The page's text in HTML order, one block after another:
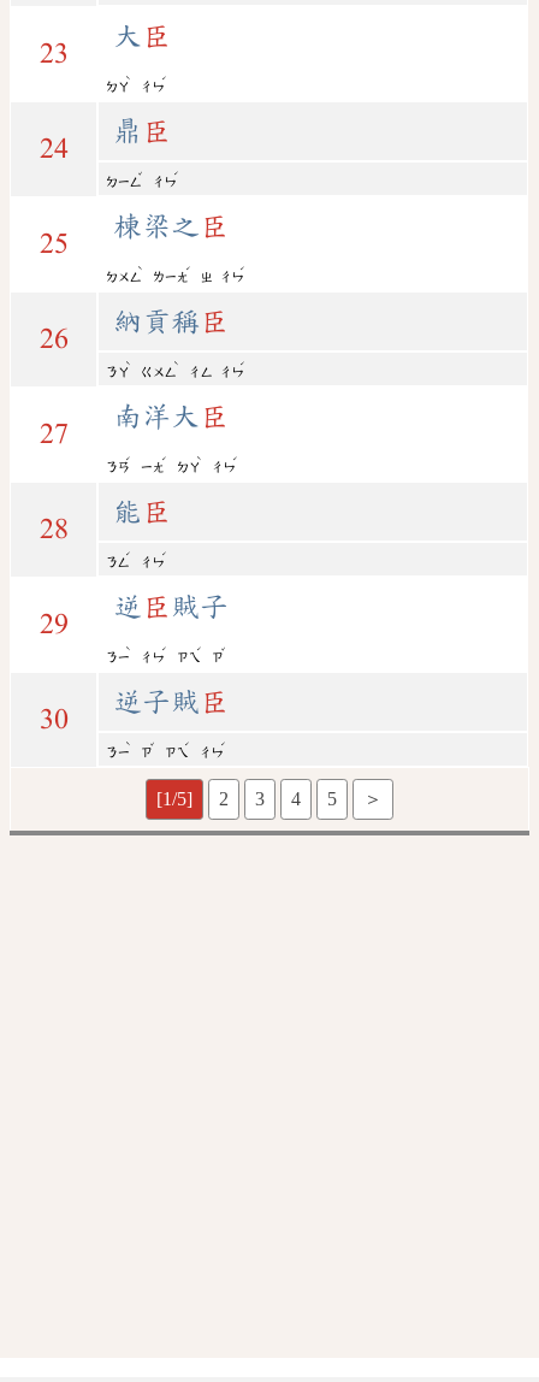
23
大 臣
ㄉㄚ
ˋ
ㄔㄣ
ˊ
24
鼎 臣
ㄉㄧㄥ
ˇ
ㄔㄣ
ˊ
25
棟梁之 臣
ㄉㄨㄥ
ˋ
ㄌㄧㄤ
ˊ
ㄓ ㄔㄣ
ˊ
26
納貢稱 臣
ㄋㄚ
ˋ
ㄍㄨㄥ
ˋ
ㄔㄥ ㄔㄣ
ˊ
27
南洋大 臣
ㄋㄢ
ˊ
ㄧㄤ
ˊ
ㄉㄚ
ˋ
ㄔㄣ
ˊ
28
能 臣
ㄋㄥ
ˊ
ㄔㄣ
ˊ
29
逆 臣 賊子
ㄋㄧ
ˋ
ㄔㄣ
ˊ
ㄗㄟ
ˊ
ㄗ
ˇ
30
逆子賊 臣
ㄋㄧ
ˋ
ㄗ
ˇ
ㄗㄟ
ˊ
ㄔㄣ
ˊ
[1/5] 2 3 4 5 ＞